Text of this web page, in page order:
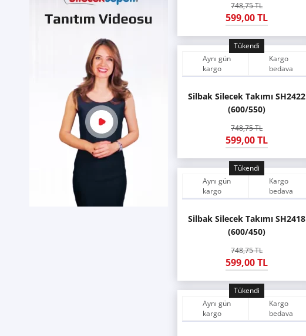
748,75 TL
599,00 TL
Tükendi
Aynı gün
kargo
Kargo
bedava
Silbak Silecek Takımı SH2422
(600/550)
748,75 TL
599,00 TL
Tükendi
Aynı gün
kargo
Kargo
bedava
Silbak Silecek Takımı SH2418
(600/450)
748,75 TL
599,00 TL
Tükendi
Aynı gün
kargo
Kargo
bedava